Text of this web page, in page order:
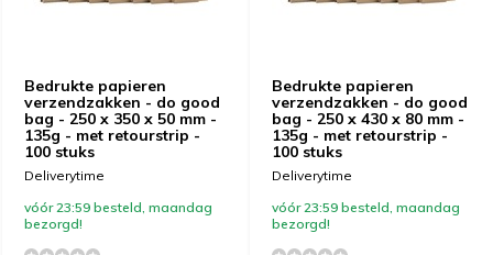
Bedrukte papieren
verzendzakken - do good
bag - 250 x 350 x 50 mm -
135g - met retourstrip -
100 stuks
Deliverytime
vóór 23:59 besteld, maandag
bezorgd!
Bedrukte papieren
verzendzakken - do good
bag - 250 x 430 x 80 mm -
135g - met retourstrip -
100 stuks
Deliverytime
vóór 23:59 besteld, maandag
bezorgd!